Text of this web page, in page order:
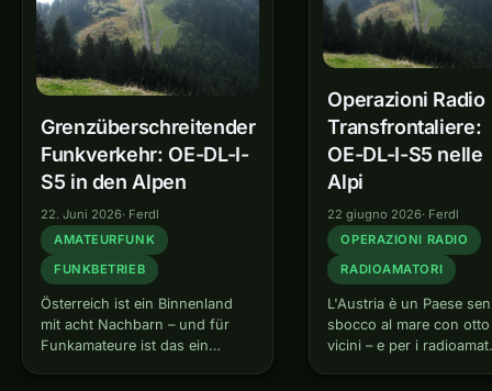
Grenzüberschreitender
Funkverkehr: OE-DL-I-
S5 in den Alpen
22. Juni 2026· Ferdl
AMATEURFUNK
FUNKBETRIEB
Österreich ist ein Binnenland
mit acht Nachbarn – und für
Funkamateure ist das ein
Operazioni Radio
Transfrontaliere:
OE-DL-I-S5 nelle
Alpi
22 giugno 2026· Ferdl
OPERAZIONI RADIO
RADIOAMATORI
L'Austria è un Paese
sbocco al mare con otto
vicini – e per i